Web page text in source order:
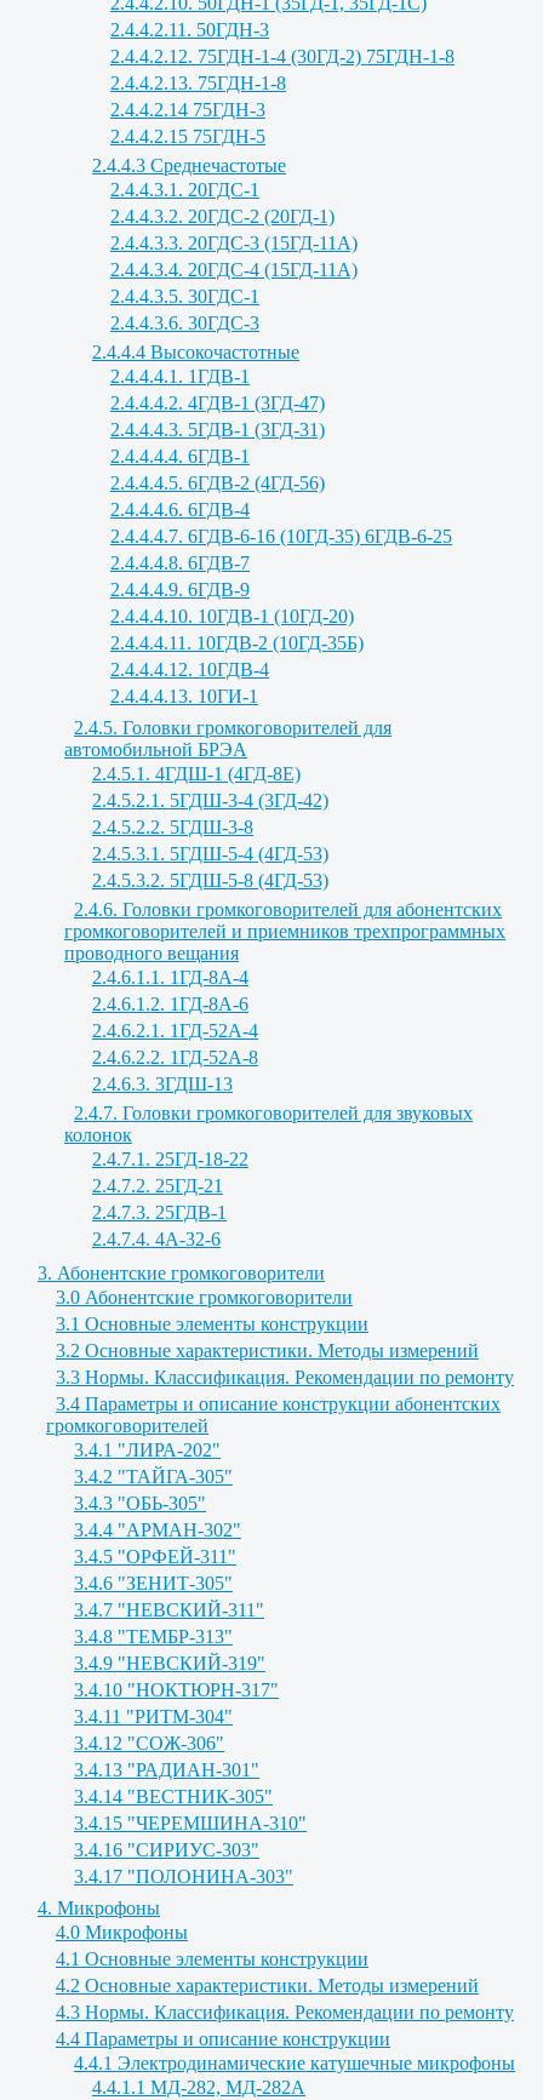
2.4.4.2.11. 50ГДН-3
2.4.4.2.12. 75ГДН-1-4 (30ГД-2) 75ГДН-1-8
2.4.4.2.13. 75ГДН-1-8
2.4.4.2.14 75ГДН-3
2.4.4.2.15 75ГДН-5
2.4.4.3 Среднечастотые
2.4.4.3.1. 20ГДС-1
2.4.4.3.2. 20ГДС-2 (20ГД-1)
2.4.4.3.3. 20ГДС-3 (15ГД-11А)
2.4.4.3.4. 20ГДС-4 (15ГД-11А)
2.4.4.3.5. 30ГДС-1
2.4.4.3.6. 30ГДС-3
2.4.4.4 Высокочастотные
2.4.4.4.1. 1ГДВ-1
2.4.4.4.2. 4ГДВ-1 (3ГД-47)
2.4.4.4.3. 5ГДВ-1 (3ГД-31)
2.4.4.4.4. 6ГДВ-1
2.4.4.4.5. 6ГДВ-2 (4ГД-56)
2.4.4.4.6. 6ГДВ-4
2.4.4.4.7. 6ГДВ-6-16 (10ГД-35) 6ГДВ-6-25
2.4.4.4.8. 6ГДВ-7
2.4.4.4.9. 6ГДВ-9
2.4.4.4.10. 10ГДВ-1 (10ГД-20)
2.4.4.4.11. 10ГДВ-2 (10ГД-35Б)
2.4.4.4.12. 10ГДВ-4
2.4.4.4.13. 10ГИ-1
2.4.5. Головки громкоговорителей для
автомобильной БРЭА
2.4.5.1. 4ГДШ-1 (4ГД-8Е)
2.4.5.2.1. 5ГДШ-3-4 (3ГД-42)
2.4.5.2.2. 5ГДШ-3-8
2.4.5.3.1. 5ГДШ-5-4 (4ГД-53)
2.4.5.3.2. 5ГДШ-5-8 (4ГД-53)
2.4.6. Головки громкоговорителей для абонентских
громкоговорителей и приемников трехпрограммных
проводного вещания
2.4.6.1.1. 1ГД-8А-4
2.4.6.1.2. 1ГД-8А-6
2.4.6.2.1. 1ГД-52А-4
2.4.6.2.2. 1ГД-52А-8
2.4.6.3. 3ГДШ-13
2.4.7. Головки громкоговорителей для звуковых
колонок
2.4.7.1. 25ГД-18-22
2.4.7.2. 25ГД-21
2.4.7.3. 25ГДВ-1
2.4.7.4. 4А-32-6
3. Абонентские громкоговорители
3.0 Абонентские громкоговорители
3.1 Основные элементы конструкции
3.2 Основные характеристики. Методы измерений
3.3 Нормы. Классификация. Рекомендации по ремонту
3.4 Параметры и описание конструкции абонентских
громкоговорителей
3.4.1 "ЛИРА-202"
3.4.2 "ТАЙГА-305"
3.4.3 "ОБЬ-305"
3.4.4 "АРМАН-302"
3.4.5 "ОРФЕЙ-311"
3.4.6 "ЗЕНИТ-305"
3.4.7 "НЕВСКИЙ-311"
3.4.8 "ТЕМБР-313"
3.4.9 "НЕВСКИЙ-319"
3.4.10 "НОКТЮРН-317"
3.4.11 "РИТМ-304"
3.4.12 "СОЖ-306"
3.4.13 "РАДИАН-301"
3.4.14 "ВЕСТНИК-305"
3.4.15 "ЧЕРЕМШИНА-310"
3.4.16 "СИРИУС-303"
3.4.17 "ПОЛОНИНА-303"
4. Микрофоны
4.0 Микрофоны
4.1 Основные элементы конструкции
4.2 Основные характеристики. Методы измерений
4.3 Нормы. Классификация. Рекомендации по ремонту
4.4 Параметры и описание конструкции
4.4.1 Электродинамические катушечные микрофоны
4.4.1.1 МД-282, МД-282А